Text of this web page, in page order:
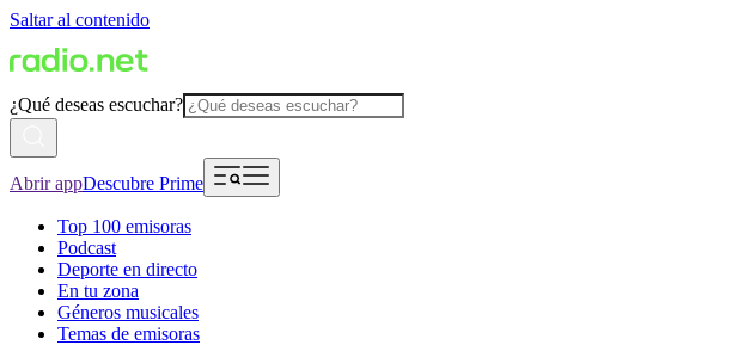
Saltar al contenido
¿Qué deseas escuchar?
Abrir appDescubre Prime
Top 100 emisoras
Podcast
Deporte en directo
En tu zona
Géneros musicales
Temas de emisoras